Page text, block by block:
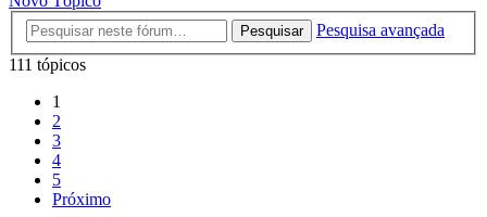
Pesquisar
Pesquisa avançada
111 tópicos
1
2
3
4
5
Próximo